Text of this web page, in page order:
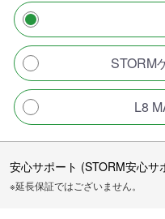
STORM
L8
安心サポート (STORM安心
※延長保証ではございません。